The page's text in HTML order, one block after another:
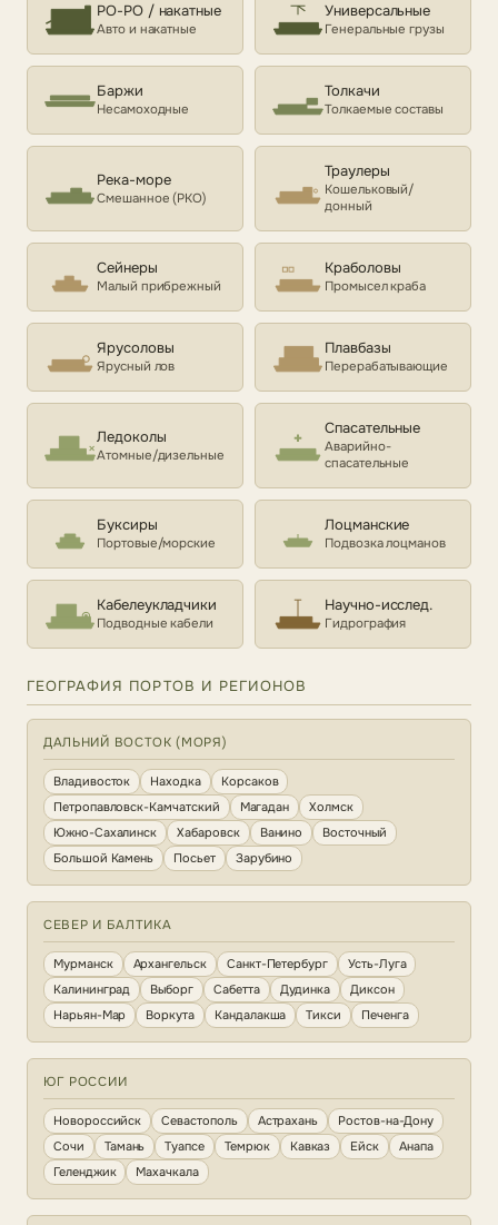
РО-РО / накатные
Авто и накатные
Универсальные
Генеральные грузы
Баржи
Несамоходные
Толкачи
Толкаемые составы
Река-море
Смешанное (РКО)
Траулеры
Кошельковый/
донный
Сейнеры
Малый прибрежный
Краболовы
Промысел краба
Ярусоловы
Ярусный лов
Плавбазы
Перерабатывающие
Ледоколы
Атомные/дизельные
Спасательные
Аварийно-
спасательные
Буксиры
Портовые/морские
Лоцманские
Подвозка лоцманов
Кабелеукладчики
Подводные кабели
Научно-исслед.
Гидрография
ГЕОГРАФИЯ ПОРТОВ И РЕГИОНОВ
ДАЛЬНИЙ ВОСТОК (МОРЯ)
Владивосток Находка
Корсаков
Петропавловск-Камчатский
Магадан
Холмск
Южно-Сахалинск
Хабаровск Ванино
Восточный
Большой Камень
Посьет Зарубино
СЕВЕР И БАЛТИКА
Мурманск Архангельск Санкт-Петербург
Усть-Луга
Калининград
Выборг Сабетта Дудинка
Диксон
Нарьян-Мар
Воркута Кандалакша Тикси Печенга
ЮГ РОССИИ
Новороссийск Севастополь Астрахань
Ростов-на-Дону
Сочи
Тамань Туапсе Темрюк Кавказ Ейск
Анапа
Геленджик
Махачкала